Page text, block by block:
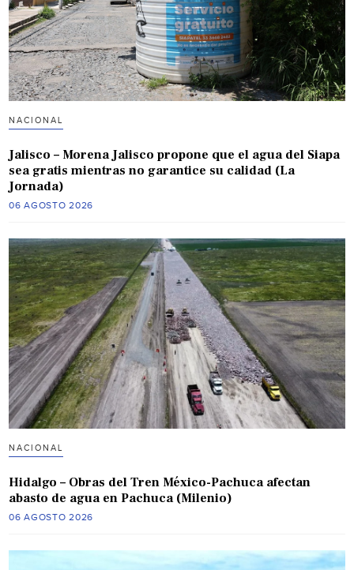
NACIONAL
Jalisco – Morena Jalisco propone que el agua del Siapa
sea gratis mientras no garantice su calidad (La
Jornada)
06 AGOSTO 2026
NACIONAL
Hidalgo – Obras del Tren México-Pachuca afectan
abasto de agua en Pachuca (Milenio)
06 AGOSTO 2026